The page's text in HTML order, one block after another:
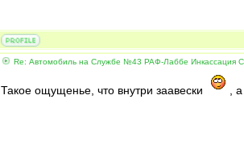
Re: Автомобиль на Службе №43 РАФ-Лаббе Инкассация
Такое ощущенье, что внутри заавески ,